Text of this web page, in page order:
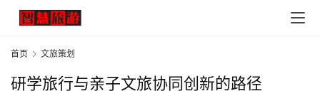
首页 文旅策划
研学旅行与亲子文旅协同创新的路径